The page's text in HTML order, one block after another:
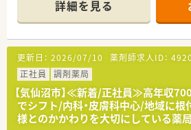
■薬剤師2名と事務2名の計4名体制で
取り組んでいます。
【想定される業務内容】
■調剤業務や監査、服薬指導を中心に
タルでサポートします。
■音声入力システム等の最新機器を活
歴管理を行います。
■在庫管理システムにより、近隣店
認や手配を行います。
詳細を見る
更新日： 2026/07/10 薬剤師求人ID：
正社員
調剤薬局
【気仙沼市】≪新着/正社員≫高年収
でシフト/内科・皮膚科中心/地域に
様とのかかわりを大切にしている薬局